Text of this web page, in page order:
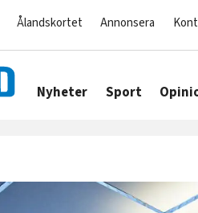
Ålandskortet Annonsera
Nyheter Sport